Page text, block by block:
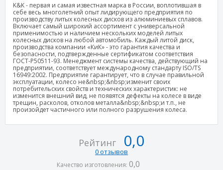
K&K - первая и самая известная марка в России, воплотившая в
себе весь многолетний опыт лидирующего предприятия по
производству литых колесных дисков из алюминиевых сплавов.
Включает самый широкий ассортимент с универсальной
применимостью и наличием нескольких моделей литых
колесных дисков на любой автомобиль. Каждый литой диск,
производства компании «КиК» - это гарантия качества и
безопасности, подтвержденные сертификатом соответствия
ГОСТ-Р50511-93. Менеджмент системы качества, действующий на
предприятии, соответствует международному стандарту ISO/TS
16949:2002. Предприятие гарантирует, что в случае правильной
эксплуатации, колесо не&nbsp;&nbsp;изменит своих
потребительских свойств и технических характеристик: не
изменится внешний вид, не появятся дефекты на колесе в виде
трещин, расколов, отколов металла&nbsp;&nbsp;и т.п., не
произойдет частичного или полного разрушения колеса.
Рейтинг 0,0
0 отзывов
Качество изготовления: 0,0